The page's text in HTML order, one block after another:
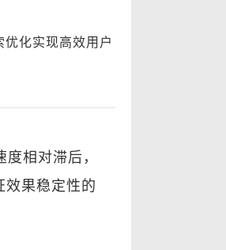
化实现高效用户
相对滞后，
效果稳定性的